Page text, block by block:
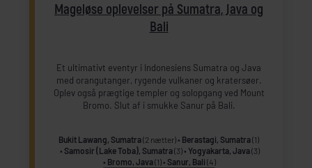
Mageløse oplevelser på Sumatra, Java og
Bali
Et ultimativt eventyr i Indonesiens Sumatra og Java
med orangutanger, rygende vulkaner og kratersøer.
Oplev også prægtige templer og solopgang ved Mount
Bromo. Slut af i smukke Sanur på Bali.
Bukit Lawang, Sumatra(2 nætter) Berastagi, Sumatra(1)
Samosir (Lake Toba), Sumatra(3) Yogyakarta, Java(3)
Bromo, Java(1) Sanur, Bali (4)